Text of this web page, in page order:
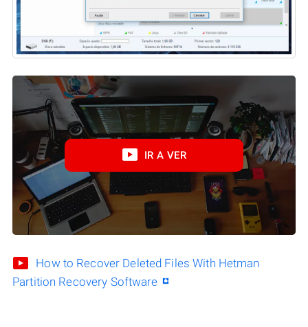
IR A VER
How to Recover Deleted Files With Hetman
Partition Recovery Software